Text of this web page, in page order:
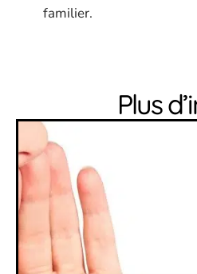
familier.
Plus